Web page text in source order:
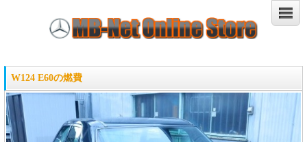
W124 E60の燃費